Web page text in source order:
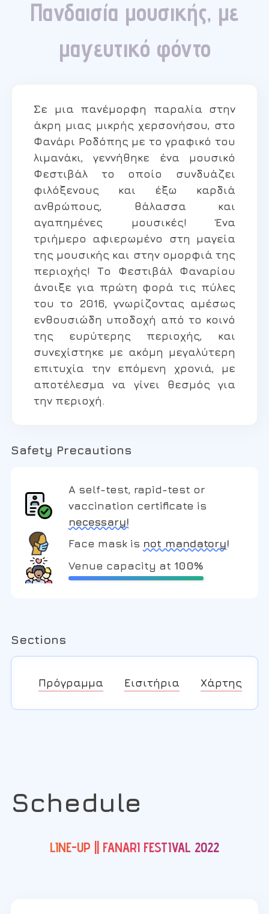
Πανδαισία μουσικής, με
μαγευτικό φόντο
Σε μια πανέμορφη παραλία στην
άκρη μιας μικρής χερσονήσου, στο
Φανάρι Ροδόπης με το γραφικό του
λιμανάκι, γεννήθηκε ένα μουσικό
Φεστιβάλ το οποίο συνδυάζει
φιλόξενους και έξω καρδιά
ανθρώπους, θάλασσα και
αγαπημένες μουσικές! Ένα
τριήμερο αφιερωμένο στη μαγεία
της μουσικής και στην ομορφιά της
περιοχής! Το Φεστιβάλ Φαναρίου
άνοιξε για πρώτη φορά τις πύλες
του το 2016, γνωρίζοντας αμέσως
ενθουσιώδη υποδοχή από το κοινό
της ευρύτερης περιοχής, και
συνεχίστηκε με ακόμη μεγαλύτερη
επιτυχία την επόμενη χρονιά, με
αποτέλεσμα να γίνει θεσμός για
την περιοχή.
Safety Precautions
A self-test, rapid-test or
vaccination certificate is
necessary!
Face mask is not mandatory!
Venue capacity at 100%
Sections
Πρόγραμμα Εισιτήρια Χάρτης
Schedule
LINE-UP || FANARI FESTIVAL 2022